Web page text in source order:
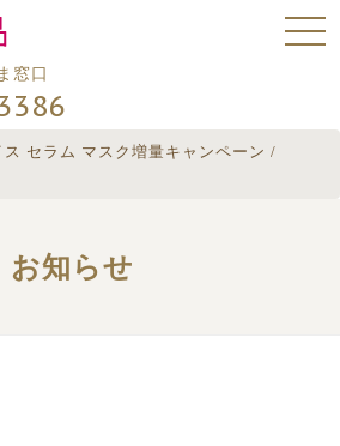
窓口
ス セラム マスク増量キャンペーン /
お知らせ